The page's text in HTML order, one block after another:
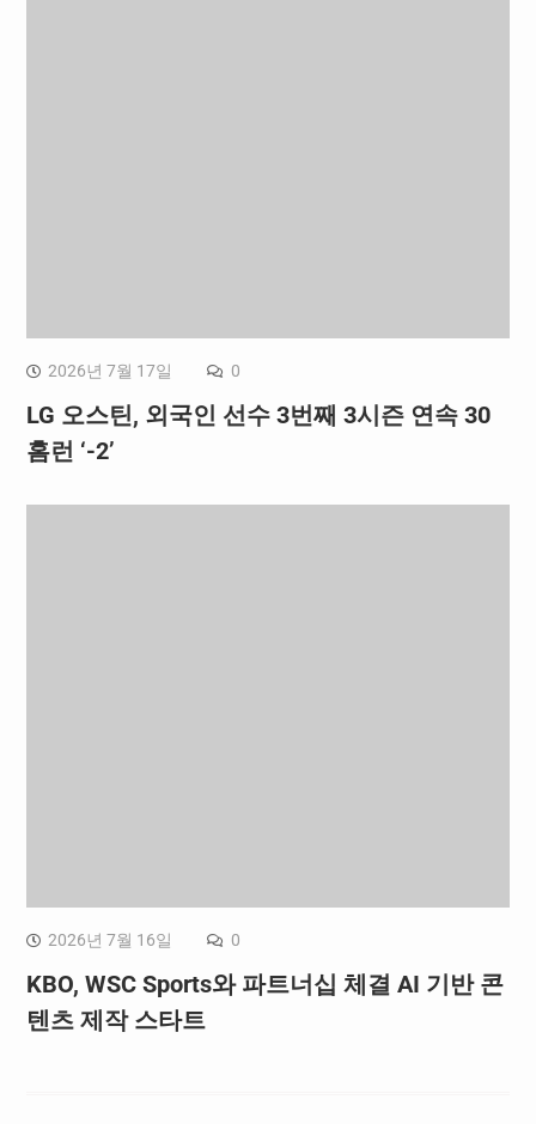
2026년 7월 17일 0
LG 오스틴, 외국인 선수 3번째 3시즌 연속 30
홈런 ‘-2’
2026년 7월 16일 0
KBO, WSC Sports와 파트너십 체결 AI 기반 콘
텐츠 제작 스타트